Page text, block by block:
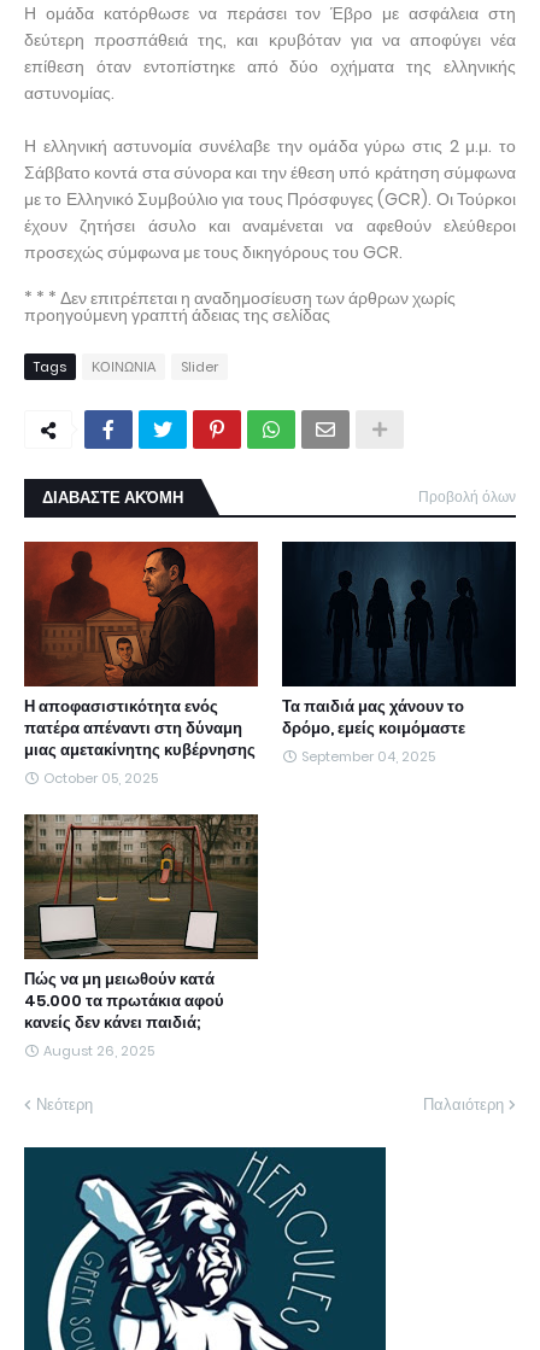
Η ομάδα κατόρθωσε να περάσει τον Έβρο με ασφάλεια στη
δεύτερη προσπάθειά της, και κρυβόταν για να αποφύγει νέα
επίθεση όταν εντοπίστηκε από δύο οχήματα της ελληνικής
αστυνομίας.
Η ελληνική αστυνομία συνέλαβε την ομάδα γύρω στις 2 μ.μ. το
Σάββατο κοντά στα σύνορα και την έθεση υπό κράτηση σύμφωνα
με το Ελληνικό Συμβούλιο για τους Πρόσφυγες (GCR). Οι Τούρκοι
έχουν ζητήσει άσυλο και αναμένεται να αφεθούν ελεύθεροι
προσεχώς σύμφωνα με τους δικηγόρους του GCR.
* * * Δεν επιτρέπεται η αναδημοσίευση των άρθρων χωρίς
προηγούμενη γραπτή άδειας της σελίδας
Tags ΚΟΙΝΩΝΙΑ Slider
ΔΙΑΒΑΣΤΕ ΑΚΌΜΗ Προβολή όλων
Η αποφασιστικότητα ενός
πατέρα απέναντι στη δύναμη
μιας αμετακίνητης κυβέρνησης
October 05, 2025
Τα παιδιά μας χάνουν το
δρόμο, εμείς κοιμόμαστε
September 04, 2025
Πώς να μη μειωθούν κατά
45.000 τα πρωτάκια αφού
κανείς δεν κάνει παιδιά;
August 26, 2025
Νεότερη Παλαιότερη